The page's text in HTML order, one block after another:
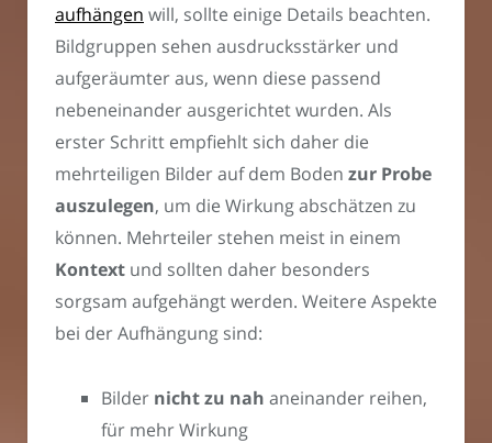
aufhängen will, sollte einige Details beachten.
Bildgruppen sehen ausdrucksstärker und
aufgeräumter aus, wenn diese passend
nebeneinander ausgerichtet wurden. Als
erster Schritt empfiehlt sich daher die
mehrteiligen Bilder auf dem Boden zur Probe
auszulegen, um die Wirkung abschätzen zu
können. Mehrteiler stehen meist in einem
Kontext und sollten daher besonders
sorgsam aufgehängt werden. Weitere Aspekte
bei der Aufhängung sind:
Bilder nicht zu nah aneinander reihen,
für mehr Wirkung